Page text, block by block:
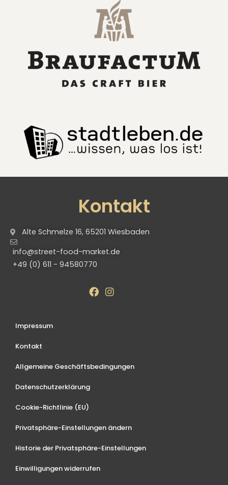
Kontakt
Alte Schmelze 16, 65201 Wiesbaden
info@street-food-market.de
+49 (0) 611 - 94580770
Impressum
Kontakt
Allgemeine Geschäftsbedingungen
Datenschutzerklärung
Cookie-Richtlinie (EU)
Privatsphäre-Einstellungen ändern
Historie der Privatsphäre-Einstellungen
Einwilligungen widerrufen